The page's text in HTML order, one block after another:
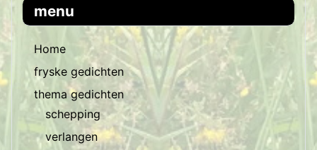
menu
Home
fryske gedichten
thema gedichten
schepping
verlangen